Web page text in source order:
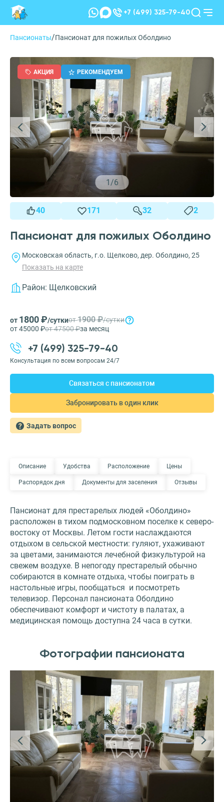
+7 (499) 325-79-40
Пансионаты/Пансионат для пожилых Оболдино
1 /6
АКЦИЯ РЕКОМЕНДУЕМ
40 171 32 2
Пансионат для пожилых Оболдино
Московская область, г.о. Щелково, дер. Оболдино, 25
Показать на карте
Район: Щелковский
от 1800 ₽/суткиот1900 ₽/сутки
от 45000 ₽от 47500 ₽за месяц
+7 (499) 325-79-40
Консультация по всем вопросам 24/7
Связаться с пансионатом
Забронировать в один клик
Задать вопрос
Описание Удобства Расположение Цены
Распорядок дня Документы для заселения Отзывы
Пансионат для престарелых людей «Оболдино»
расположен в тихом подмосковном поселке к северо-
востоку от Москвы. Летом гости наслаждаются
отдыхом в сельской местности: гуляют, ухаживают
за цветами, занимаются лечебной физкультурой на
свежем воздухе. В непогоду престарелый обычно
собираются в комнате отдыха, чтобы поиграть в
настольные игры, пообщаться и посмотреть
телевизор. Персонал пансионата Оболдино
обеспечивают комфорт и чистоту в палатах, а
медицинская помощь доступна 24 часа в сутки.
Фотографии пансионата